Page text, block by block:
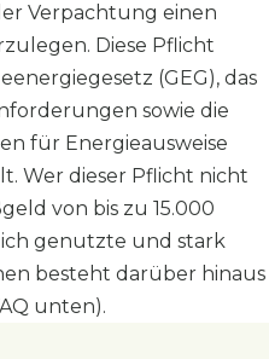
Verpachtung einen
Diese Pflicht
(GEG), das
sowie die
für Energieausweise
Wer dieser Pflicht nicht
von bis zu 15.000
genutzte und stark
besteht darüber hinaus
unten).